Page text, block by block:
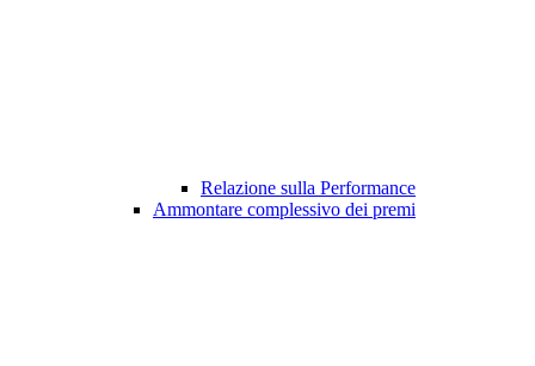
Relazione sulla Performance
Ammontare complessivo dei premi